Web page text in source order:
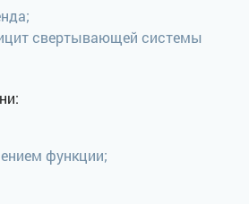
свертывающей системы
функции;